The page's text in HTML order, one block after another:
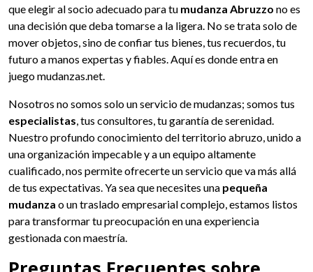
que elegir al socio adecuado para tu mudanza Abruzzo no es
una decisión que deba tomarse a la ligera. No se trata solo de
mover objetos, sino de confiar tus bienes, tus recuerdos, tu
futuro a manos expertas y fiables. Aquí es donde entra en
juego mudanzas.net.
Nosotros no somos solo un servicio de mudanzas; somos tus
especialistas, tus consultores, tu garantía de serenidad.
Nuestro profundo conocimiento del territorio abruzo, unido a
una organización impecable y a un equipo altamente
cualificado, nos permite ofrecerte un servicio que va más allá
de tus expectativas. Ya sea que necesites una pequeña
mudanza o un traslado empresarial complejo, estamos listos
para transformar tu preocupación en una experiencia
gestionada con maestría.